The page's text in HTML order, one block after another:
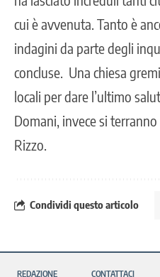
cui è avvenuta. Tanto è
indagini da parte degli
concluse. Una chiesa
locali per dare l’ultimo
Domani, invece si
Rizzo.
Condividi questo articolo
REDAZIONE CONTATTACI